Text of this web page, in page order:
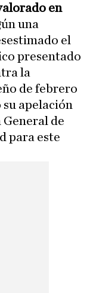
en
una
el
presentado
la
de febrero
apelación
de
para este